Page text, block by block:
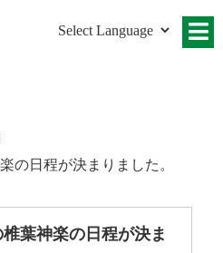
の日程が決まりました。
葉神楽の日程が決ま